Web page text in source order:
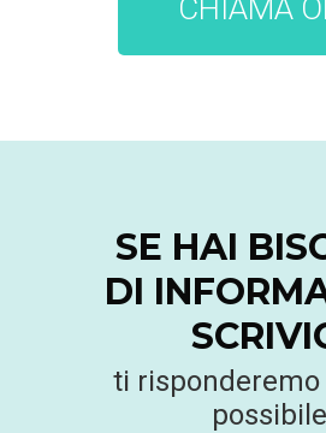
CHIAMA
SE HAI
DI
ti
possibile